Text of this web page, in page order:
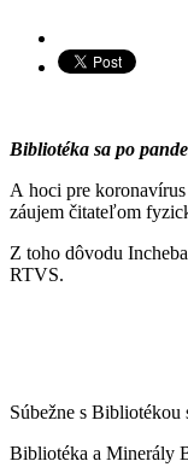
Bibliotéka sa po
A hoci pre
záujem čitateľom
Z toho dôvodu
RTVS.
Súbežne s
Bibliotéka a Minerály